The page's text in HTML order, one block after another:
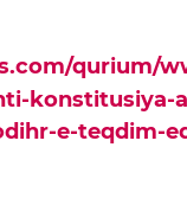
qurium/
konstitusiya-
e-teqdim-